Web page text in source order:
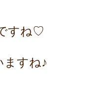
すね♡
すね♪